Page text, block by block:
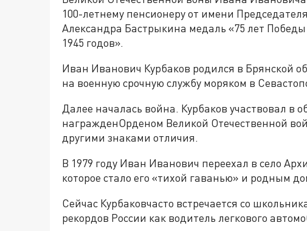
100-летнему пенсионеру от имени
Александра Бастрыкина медаль «75 лет
1945 годов».
Иван Иванович Курбаков родился в Брянской
на военную срочную службу моряком в
Далее началась война. Курбаков участвовал в
награжденОрденом Великой Отечественной
другими знаками отличия.
В 1979 году Иван Иванович переехал в село
которое стало его «тихой гаванью» и родным
Сейчас Курбаковчасто встречается со
рекордов России как водитель легкового